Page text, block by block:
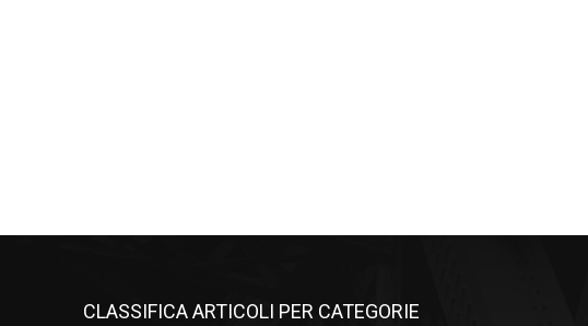
CLASSIFICA ARTICOLI PER CATEGORIE